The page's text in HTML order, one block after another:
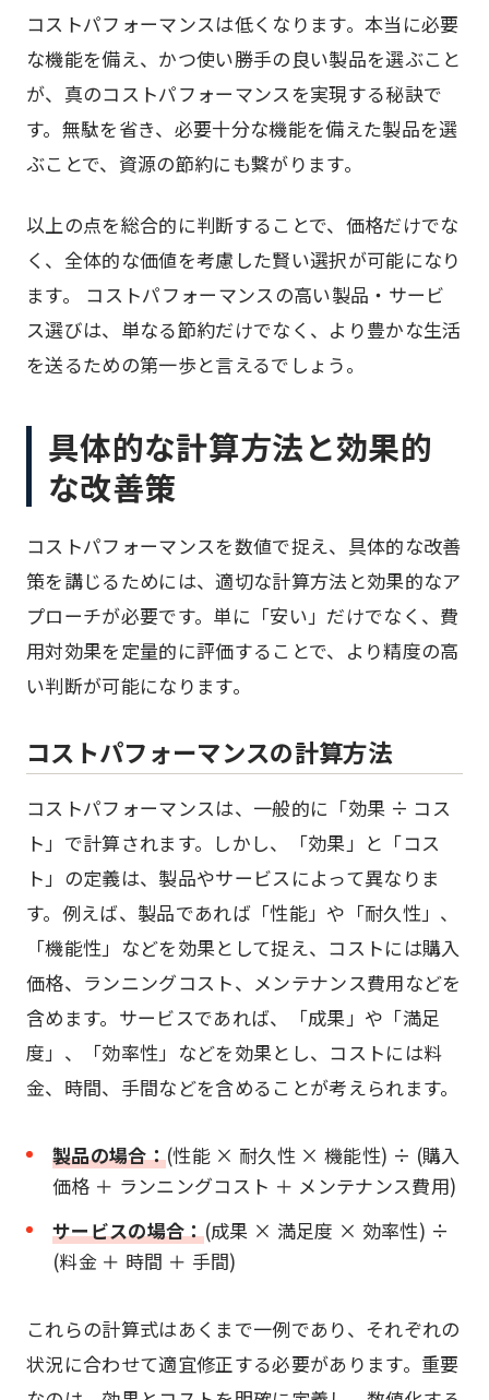
コストパフォーマンスは低くなります。本当に必要
な機能を備え、かつ使い勝手の良い製品を選ぶこと
が、真のコストパフォーマンスを実現する秘訣で
す。無駄を省き、必要十分な機能を備えた製品を選
ぶことで、資源の節約にも繋がります。
以上の点を総合的に判断することで、価格だけでな
く、全体的な価値を考慮した賢い選択が可能になり
ます。 コストパフォーマンスの高い製品・サービ
ス選びは、単なる節約だけでなく、より豊かな生活
を送るための第一歩と言えるでしょう。
具体的な計算方法と効果的
な改善策
コストパフォーマンスを数値で捉え、具体的な改善
策を講じるためには、適切な計算方法と効果的なア
プローチが必要です。単に「安い」だけでなく、費
用対効果を定量的に評価することで、より精度の高
い判断が可能になります。
コストパフォーマンスの計算方法
コストパフォーマンスは、一般的に「効果 ÷ コス
ト」で計算されます。しかし、「効果」と「コス
ト」の定義は、製品やサービスによって異なりま
す。例えば、製品であれば「性能」や「耐久性」、
「機能性」などを効果として捉え、コストには購入
価格、ランニングコスト、メンテナンス費用などを
含めます。サービスであれば、「成果」や「満足
度」、「効率性」などを効果とし、コストには料
金、時間、手間などを含めることが考えられます。
製品の場合：(性能 × 耐久性 × 機能性) ÷ (購入
価格 ＋ ランニングコスト ＋ メンテナンス費用)
サービスの場合：(成果 × 満足度 × 効率性) ÷
(料金 ＋ 時間 ＋ 手間)
これらの計算式はあくまで一例であり、それぞれの
状況に合わせて適宜修正する必要があります。重要